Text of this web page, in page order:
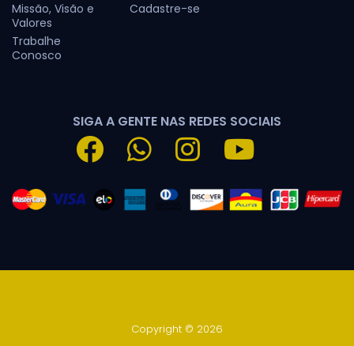
Missão, Visão e
Valores
Trabalhe
Conosco
Cadastre-se
SIGA A GENTE NAS REDES SOCIAIS
Copyright © 2026